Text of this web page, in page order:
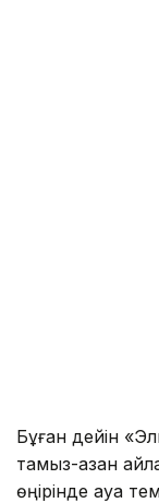
Бұған дейін
тамыз-қазан
өңірінде ауа